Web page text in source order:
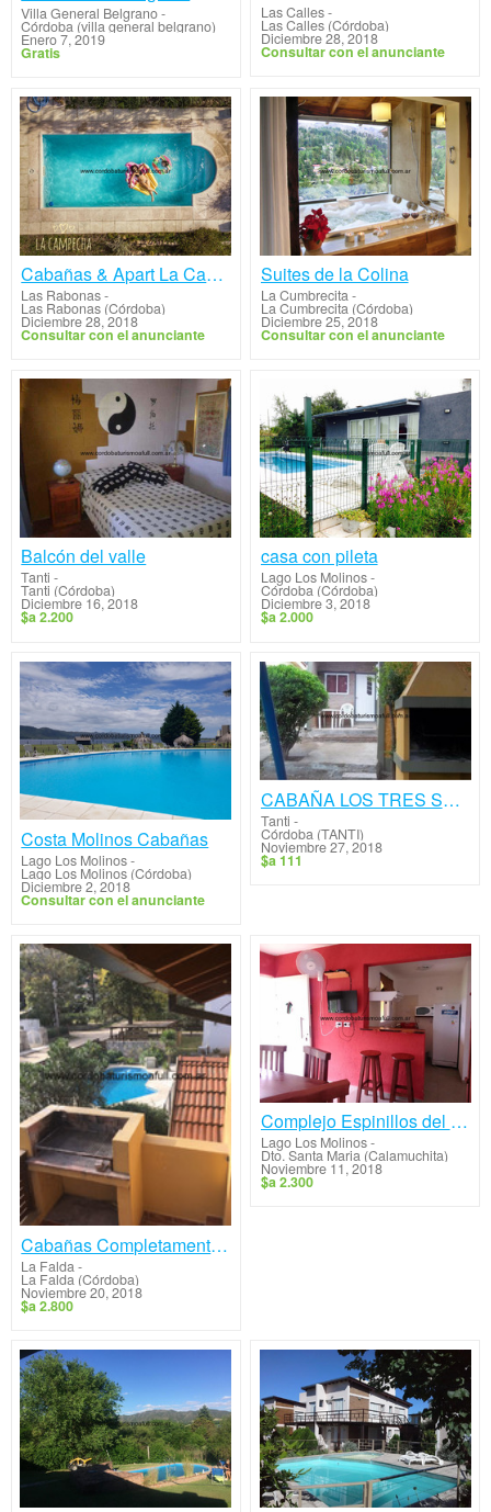
Villa General Belgrano-
Córdoba (villa general belgrano)
Enero 7, 2019
Gratis
Las Calles-
Las Calles (Córdoba)
Diciembre 28, 2018
Consultar con el anunciante
Cabañas & Apart La Campecha
Las Rabonas-
Las Rabonas (Córdoba)
Diciembre 28, 2018
Consultar con el anunciante
Suites de la Colina
La Cumbrecita-
La Cumbrecita (Córdoba)
Diciembre 25, 2018
Consultar con el anunciante
Balcón del valle
Tanti -
Tanti (Córdoba)
Diciembre 16, 2018
$a 2.200
casa con pileta
Lago Los Molinos-
Córdoba (Córdoba)
Diciembre 3, 2018
$a 2.000
Costa Molinos Cabañas
Lago Los Molinos-
Lago Los Molinos (Córdoba)
Diciembre 2, 2018
Consultar con el anunciante
CABAÑA LOS TRES SOLES
Tanti -
Córdoba (TANTI)
Noviembre 27, 2018
$a 111
Cabañas Completamente Equipadas
La Falda -
La Falda (Córdoba)
Noviembre 20, 2018
$a 2.800
Complejo Espinillos del Lago
Lago Los Molinos-
Dto. Santa Maria (Calamuchita)
Noviembre 11, 2018
$a 2.300